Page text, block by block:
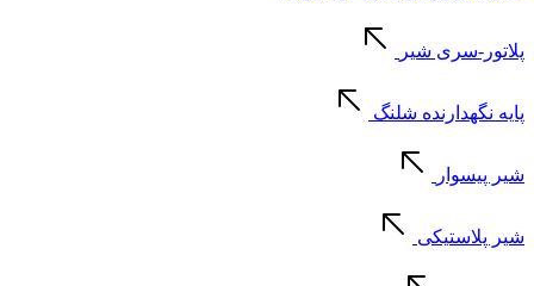
پلاتور-سری شیر
پایه نگهدارنده شلنگ
شیر پیسوار
شیر پلاستیکی